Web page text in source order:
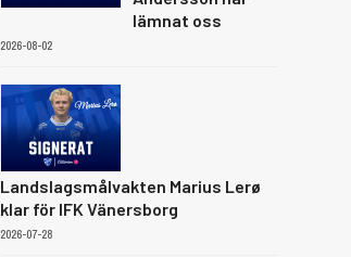
lämnat oss
2026-08-02
Landslagsmålvakten Marius Lerø
klar för IFK Vänersborg
2026-07-28